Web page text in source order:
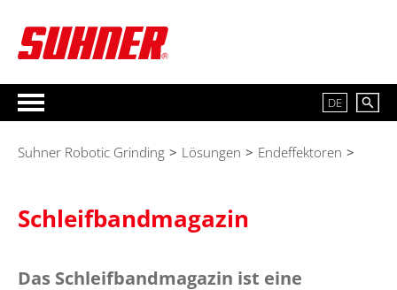
DE
Suhner Robotic Grinding > Lösungen > Endeffektoren >
Schleifbandmagazin
Das Schleifbandmagazin ist eine